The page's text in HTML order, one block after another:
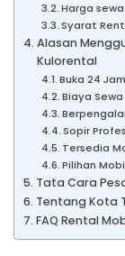
Harga
Syarat
Alasan
Kulorental
Buka 24 Jam
Biaya
Sopir
Tersedia
Pilihan
Tata Cara
Tentang Kota
FAQ Rental